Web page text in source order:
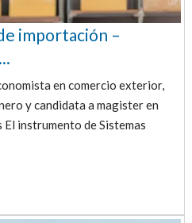
importación –
en comercio exterior,
y candidata a magister en
instrumento de Sistemas